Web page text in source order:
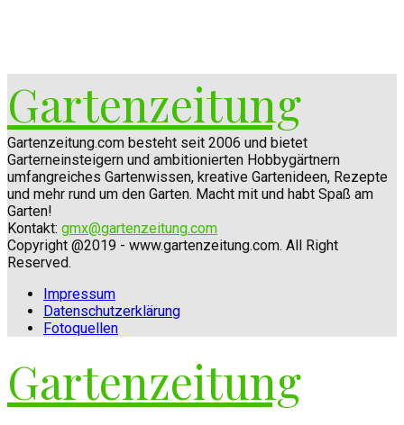
Gartenzeitung
Gartenzeitung.com besteht seit 2006 und bietet
Garterneinsteigern und ambitionierten Hobbygärtnern
umfangreiches Gartenwissen, kreative Gartenideen, Rezepte
und mehr rund um den Garten. Macht mit und habt Spaß am
Garten!
Kontakt: gmx@gartenzeitung.com
Copyright @2019 - www.gartenzeitung.com. All Right
Reserved.
Impressum
Datenschutzerklärung
Fotoquellen
Gartenzeitung